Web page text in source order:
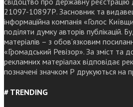
21097-10897Р. Засновник та
інформаційна компанія «Голос
поділяти думку авторів публікацій.
матеріалів – з обов’язковим
«Громадський Ревізор». За зміст та
рекламних матеріалах відповідає
позначені значком Р друкуються на
# TRENDING